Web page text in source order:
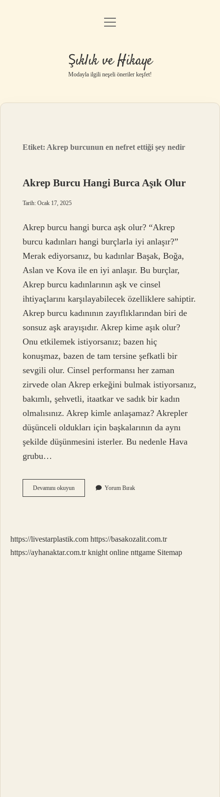
Gizlilik Politikası
Yasal Uyarı
menüyü
Şıklık ve Hikaye
Modayla ilgili neşeli öneriler keşfet!
Etiket: Akrep burcunun en nefret ettiği şey nedir
Akrep Burcu Hangi Burca Aşık Olur
Tarih: Ocak 17, 2025
Akrep burcu hangi burca aşk olur? “Akrep
burcu kadınları hangi burçlarla iyi anlaşır?”
Merak ediyorsanız, bu kadınlar Başak, Boğa,
Aslan ve Kova ile en iyi anlaşır. Bu burçlar,
Akrep burcu kadınlarının aşk ve cinsel
ihtiyaçlarını karşılayabilecek özelliklere sahiptir.
Akrep burcu kadınının zayıflıklarından biri de
sonsuz aşk arayışıdır. Akrep kime aşık olur?
Onu etkilemek istiyorsanız; bazen hiç
konuşmaz, bazen de tam tersine şefkatli bir
sevgili olur. Cinsel performansı her zaman
zirvede olan Akrep erkeğini bulmak istiyorsanız,
bakımlı, şehvetli, itaatkar ve sadık bir kadın
olmalısınız. Akrep kimle anlaşamaz? Akrepler
düşünceli oldukları için başkalarının da aynı
şekilde düşünmesini isterler. Bu nedenle Hava
grubu…
Devamını okuyunAkrep
Burcu
Yorum Bırak
https://livestarplastik.com https://basakozalit.com.tr
https://ayhanaktar.com.tr knight online nttgame Sitemap